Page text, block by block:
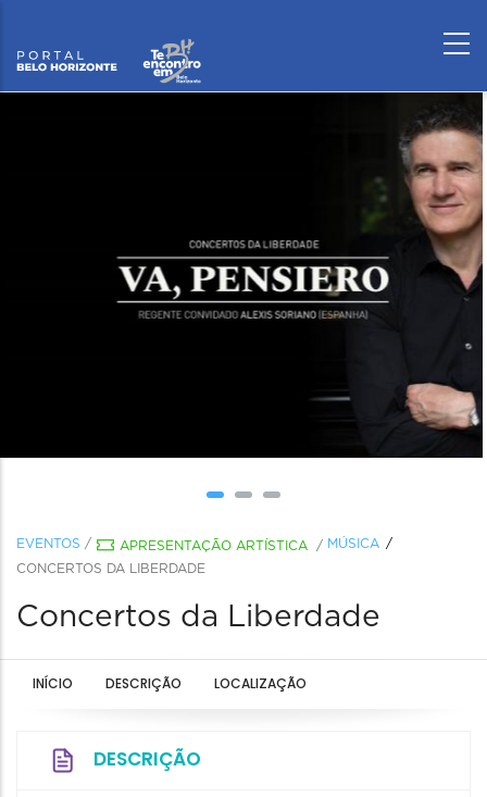
EVENTOS / APRESENTAÇÃO ARTÍSTICA / MÚSICA
CONCERTOS DA LIBERDADE
Concertos da Liberdade
INÍCIO DESCRIÇÃO LOCALIZAÇÃO
DESCRIÇÃO